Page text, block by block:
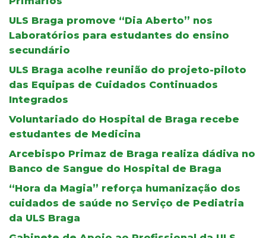
ULS Braga promove “Dia Aberto” nos
Laboratórios para estudantes do ensino
secundário
ULS Braga acolhe reunião do projeto-piloto
das Equipas de Cuidados Continuados
Integrados
Voluntariado do Hospital de Braga recebe
estudantes de Medicina
Arcebispo Primaz de Braga realiza dádiva no
Banco de Sangue do Hospital de Braga
“Hora da Magia” reforça humanização dos
cuidados de saúde no Serviço de Pediatria
da ULS Braga